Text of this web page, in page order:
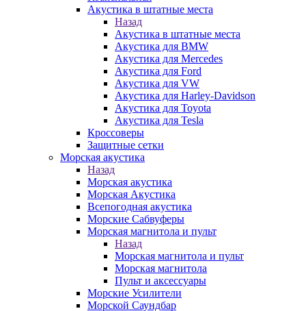
Акустика в штатные места
Назад
Акустика в штатные места
Акустика для BMW
Акустика для Mercedes
Акустика для Ford
Акустика для VW
Акустика для Harley-Davidson
Акустика для Toyota
Акустика для Tesla
Кроссоверы
Защитные сетки
Морская акустика
Назад
Морская акустика
Морская Акустика
Всепогодная акустика
Морские Сабвуферы
Морская магнитола и пульт
Назад
Морская магнитола и пульт
Морская магнитола
Пульт и аксессуары
Морские Усилители
Морской Cаундбар